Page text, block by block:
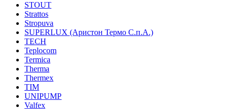
STOUT
Strattos
Stropuva
SUPERLUX (Аристон Термо С.п.А.)
TECH
Teplocom
Termica
Therma
Thermex
TIM
UNIPUMP
Valfex